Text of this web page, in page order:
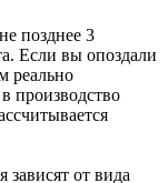
позднее 3
Если вы опоздали
реально
производство
от вида